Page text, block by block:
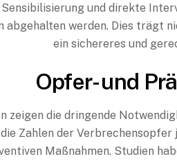
Sensibilisierung und direkte
abgehalten werden. Dies trägt
ein sichereres und
Opfer- und
zeigen die dringende
Zahlen der
Maßnahmen. Studien